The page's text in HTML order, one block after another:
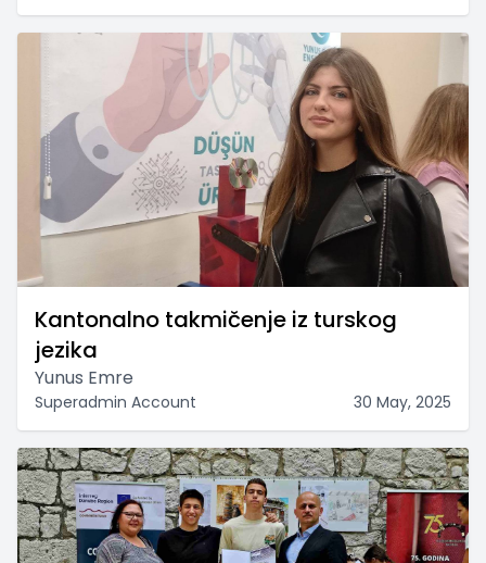
Kantonalno takmičenje iz turskog
jezika
Yunus Emre
Superadmin Account 30 May, 2025